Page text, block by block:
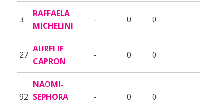
3
RAFFAELA
MICHELINI
- 0 0
27
AURELIE
CAPRON
- 0 0
92
NAOMI-
SEPHORA
- 0 0